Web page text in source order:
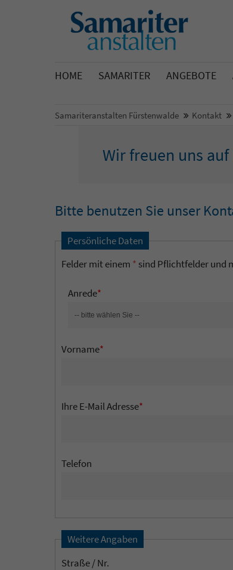
HOME SAMARITER ANGEBOTE
Samariteranstalten Fürstenwalde Kontakt
Wir freuen uns
Bitte benutzen Sie unser
Persönliche Daten
Felder mit einem * sind Pflichtfelder und
Anrede*
Vorname*
Ihre E-Mail Adresse*
Telefon
Weitere Angaben
Straße / Nr.